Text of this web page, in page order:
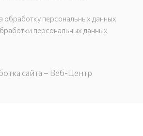
обработку персональных данных
персональных данных
сайта – Веб-Центр